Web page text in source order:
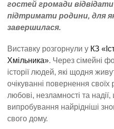
гостей громади
підтримати родини, для
завершилася.
Виставку розгорнули у КЗ
Хмільника». Через сімейні
історії людей, які щодня
очікуванні повернення своїх
любові, незламності та
випробування найрідніші
свого дому.